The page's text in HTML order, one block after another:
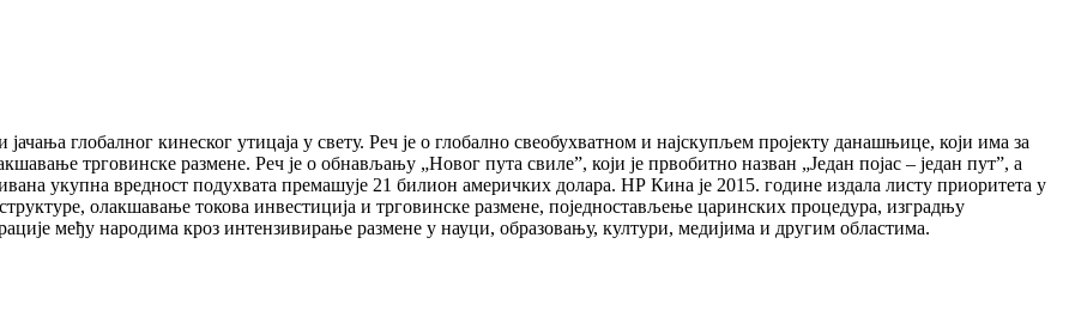
глобалног кинеског утицаја у свету. Реч је о глобално свеобухватном и најскупљем пројекту данашњице, који има за
трговинске размене. Реч је о обнављању „Новог пута свиле”, који је првобитно назван „Један појас – један пут”, а
укупна вредност подухвата премашује 21 билион америчких долара. НР Кина је 2015. године издала листу приоритета у
олакшавање токова инвестиција и трговинске размене, поједностављење царинских процедура, изградњу
међу народима кроз интензивирање размене у науци, образовању, култури, медијима и другим областима.